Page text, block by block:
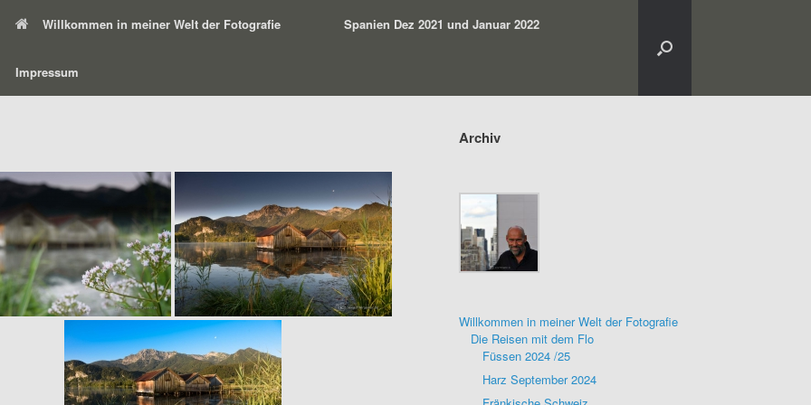
Willkommen in meiner Welt der Fotografie Spanien Dez 2021 und Januar 2022
Impressum
Archiv
Willkommen in meiner Welt der Fotografie
Die Reisen mit dem Flo
Füssen 2024 /25
Harz September 2024